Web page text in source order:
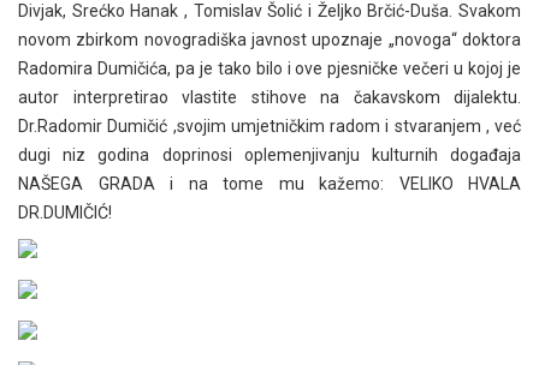
Divjak, Srećko Hanak , Tomislav Šolić i Željko Brčić-Duša. Svakom
novom zbirkom novogradiška javnost upoznaje „novoga“ doktora
Radomira Dumičića, pa je tako bilo i ove pjesničke večeri u kojoj je
autor interpretirao vlastite stihove na čakavskom dijalektu.
Dr.Radomir Dumičić ,svojim umjetničkim radom i stvaranjem , već
dugi niz godina doprinosi oplemenjivanju kulturnih događaja
NAŠEGA GRADA i na tome mu kažemo: VELIKO HVALA
DR.DUMIČIĆ!